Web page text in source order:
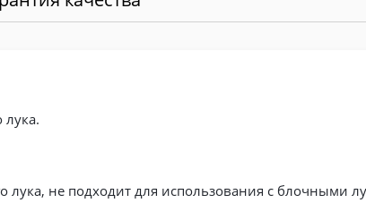
лука.
лука, не подходит для использования с блочными